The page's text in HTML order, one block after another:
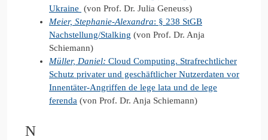
Ukraine (von Prof. Dr. Julia Geneuss)
Meier, Stephanie-Alexandra: § 238 StGB
Nachstellung/Stalking (von Prof. Dr. Anja
Schiemann)
Müller, Daniel: Cloud Computing. Strafrechtlicher
Schutz privater und geschäftlicher Nutzerdaten vor
Innentäter-Angriffen de lege lata und de lege
ferenda (von Prof. Dr. Anja Schiemann)
N